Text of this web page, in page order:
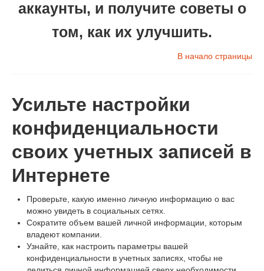
аккаунты, и получите советы о
том, как их улучшить.
В начало страницы
Усильте настройки
конфиденциальности
своих учетных записей в
Интернете
Проверьте, какую именно личную информацию о вас
можно увидеть в социальных сетях.
Сократите объем вашей личной информации, которым
владеют компании.
Узнайте, как настроить параметры вашей
конфиденциальности в учетных записях, чтобы не